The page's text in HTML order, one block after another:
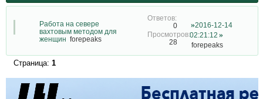
Работа на севере
вахтовым методом для
женщин forepeaks
0
28
2016-12-14
02:21:12
forepeaks
Страница: 1